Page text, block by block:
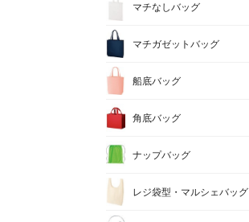
マチなしバッグ
マチガゼットバッグ
船底バッグ
角底バッグ
ナップバッグ
レジ袋型・マルシェバッグ